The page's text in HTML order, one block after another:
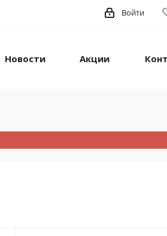
Войти
Новости Акции